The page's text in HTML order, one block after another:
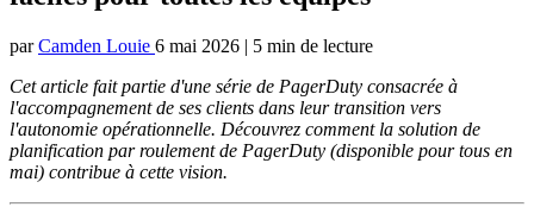
parCamden Louie 6 mai 2026 | 5 min de lecture
Cet article fait partie d'une série de PagerDuty consacrée à
l'accompagnement de ses clients dans leur transition vers
l'autonomie opérationnelle. Découvrez comment la solution de
planification par roulement de PagerDuty (disponible pour tous en
mai) contribue à cette vision.